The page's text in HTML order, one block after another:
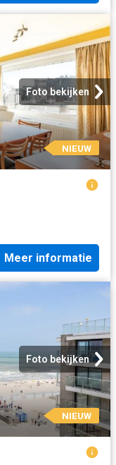
Foto bekijken
NIEUW
Meer informatie
Foto bekijken
NIEUW